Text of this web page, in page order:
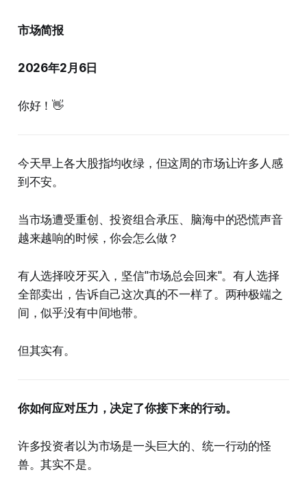
市场简报
2026年2月6日
你好！👋
今天早上各大股指均收绿，但这周的市场让许多人感
到不安。
当市场遭受重创、投资组合承压、脑海中的恐慌声音
越来越响的时候，你会怎么做？
有人选择咬牙买入，坚信"市场总会回来"。有人选择
全部卖出，告诉自己这次真的不一样了。两种极端之
间，似乎没有中间地带。
但其实有。
你如何应对压力，决定了你接下来的行动。
许多投资者以为市场是一头巨大的、统一行动的怪
兽。其实不是。